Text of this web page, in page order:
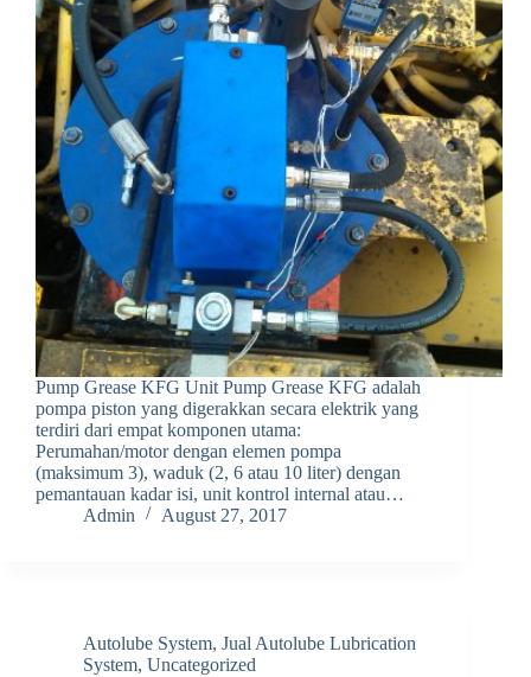
Pump Grease KFG Unit Pump Grease KFG adalah
pompa piston yang digerakkan secara elektrik yang
terdiri dari empat komponen utama:
Perumahan/motor dengan elemen pompa
(maksimum 3), waduk (2, 6 atau 10 liter) dengan
pemantauan kadar isi, unit kontrol internal atau…
Admin
August 27, 2017
Autolube System, Jual Autolube Lubrication
System, Uncategorized